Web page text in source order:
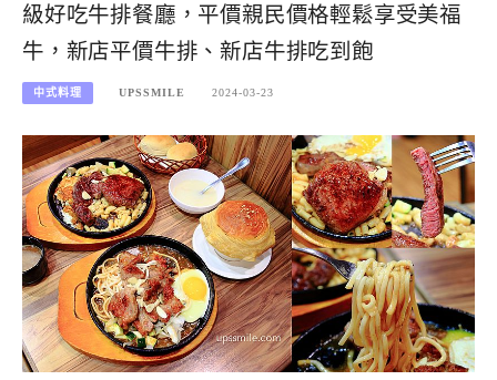
級好吃牛排餐廳，平價親民價格輕鬆享受美福
牛，新店平價牛排、新店牛排吃到飽
中式料理 UPSSMILE 2024-03-23